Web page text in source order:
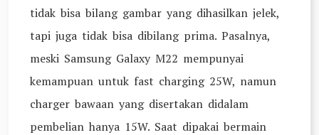
tidak bisa bilang gambar yang dihasilkan jelek,
tapi juga tidak bisa dibilang prima. Pasalnya,
meski Samsung Galaxy M22 mempunyai
kemampuan untuk fast charging 25W, namun
charger bawaan yang disertakan didalam
pembelian hanya 15W. Saat dipakai bermain